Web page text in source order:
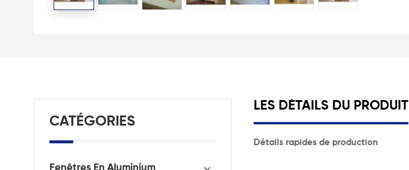
LES DÉTAILS DU PRODUIT
Détails rapides de production
CATÉGORIES